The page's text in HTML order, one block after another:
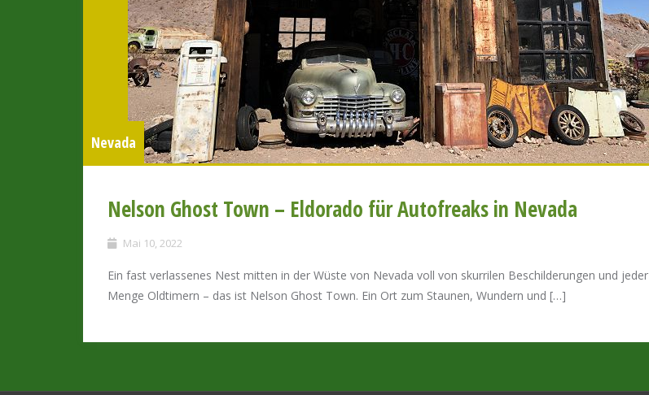
Nevada
Nelson Ghost Town – Eldorado für Autofreaks in Nevada
Mai 10, 2022
Ein fast verlassenes Nest mitten in der Wüste von Nevada voll von skurrilen Beschilderungen und jeder
Menge Oldtimern – das ist Nelson Ghost Town. Ein Ort zum Staunen, Wundern und […]